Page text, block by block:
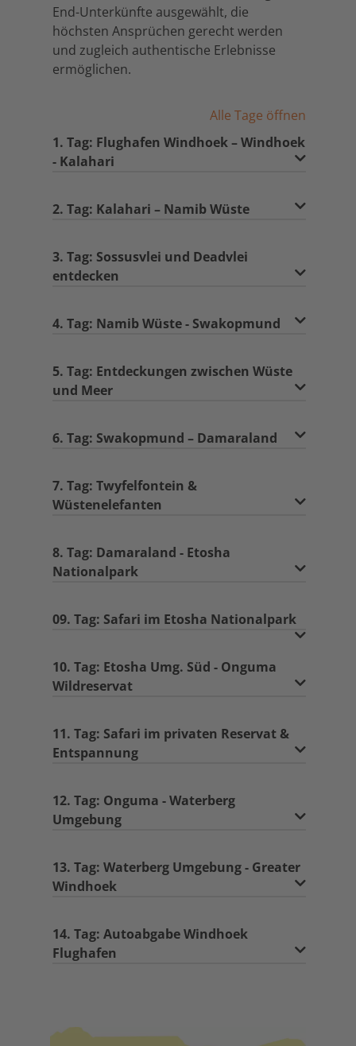
End-Unterkünfte ausgewählt, die
höchsten Ansprüchen gerecht werden
und zugleich authentische Erlebnisse
ermöglichen.
Alle Tage öffnen
1. Tag: Flughafen Windhoek – Windhoek
- Kalahari
2. Tag: Kalahari – Namib Wüste
3. Tag: Sossusvlei und Deadvlei
entdecken
4. Tag: Namib Wüste - Swakopmund
5. Tag: Entdeckungen zwischen Wüste
und Meer
6. Tag: Swakopmund – Damaraland
7. Tag: Twyfelfontein &
Wüstenelefanten
8. Tag: Damaraland - Etosha
Nationalpark
09. Tag: Safari im Etosha Nationalpark
10. Tag: Etosha Umg. Süd - Onguma
Wildreservat
11. Tag: Safari im privaten Reservat &
Entspannung
12. Tag: Onguma - Waterberg
Umgebung
13. Tag: Waterberg Umgebung - Greater
Windhoek
14. Tag: Autoabgabe Windhoek
Flughafen